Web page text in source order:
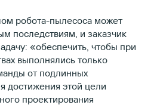
робота-пылесоса может
последствиям, и заказчик
«обеспечить, чтобы при
выполнялись только
от подлинных
достижения этой цели
проектирования